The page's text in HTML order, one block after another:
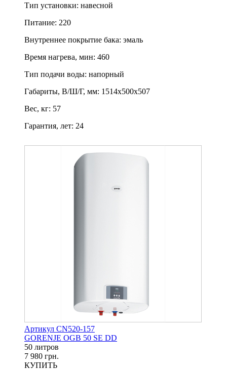
Тип установки: навесной
Питание: 220
Внутреннее покрытие бака: эмаль
Время нагрева, мин: 460
Тип подачи воды: напорный
Габариты, В/Ш/Г, мм: 1514х500х507
Вес, кг: 57
Гарантия, лет: 24
Артикул CN520-157
GORENJE OGB 50 SE DD
50 литров
7 980 грн.
КУПИТЬ